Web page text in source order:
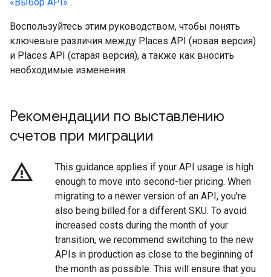
Воспользуйтесь этим руководством, чтобы понять
ключевые различия между Places API (новая версия)
и Places API (старая версия), а также как вносить
необходимые изменения.
Рекомендации по выставлению
счетов при миграции
warning_amber
This guidance applies if your API usage is high
enough to move into second-tier pricing. When
migrating to a newer version of an API, you're
also being billed for a different SKU. To avoid
increased costs during the month of your
transition, we recommend switching to the new
APIs in production as close to the beginning of
the month as possible. This will ensure that you